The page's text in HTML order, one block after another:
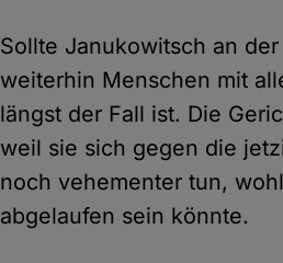
Sollte Janukowitsch an
weiterhin Menschen mit
längst der Fall ist. Die
weil sie sich gegen die
noch vehementer tun,
abgelaufen sein könnte.